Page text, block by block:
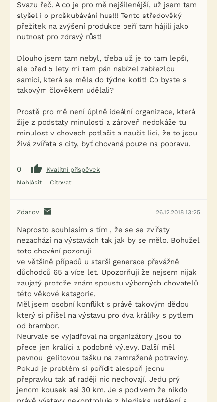
Svazu řeč. A co je pro mě nejšílenější, už jsem tam
slyšel i o proškubávání hus!!! Tento středověký
přežitek na zvýšení produkce peří tam hájili jako
nutnost pro zdravý růst!
Dlouho jsem tam nebyl, třeba už je to tam lepší,
ale před 5 lety mi tam pán nabízel zabřezlou
samici, která se měla do týdne kotit! Co byste s
takovým člověkem udělali?
Prostě pro mě není úplně ideální organizace, která
žije z podstaty minulosti a zároveň nedokáže tu
minulost v chovech potlačit a naučit lidi, že to jsou
živá zvířata s city, byť chovaná pouze na popravu.
0
Kvalitní příspěvek
Nahlásit
Citovat
Zdanov 26.12.2018 13:25
Naprosto souhlasím s tím , že se se zvířaty
nezachází na výstavách tak jak by se mělo. Bohužel
toto chování pozoruji
ve většině případů u starší generace převážně
důchodců 65 a více let. Upozorňuji že nejsem nijak
zaujatý protože znám spoustu výborných chovatelů
této věkové katagorie.
Měl jsem osobní konflikt s právě takovým dědou
který si přišel na výstavu pro dva králíky s pytlem
od brambor.
Neurvale se vyjadřoval na organizátory ,jsou to
přece jen králíci a podobné výlevy. Další měl
pevnou igelitovou tašku na zamražené potraviny.
Pokud je problém si pořídit alespoň jednu
přepravku tak ať raději nic nechovají. Jedu prý
jenom kousek asi 30 km. Je s podivem že nikdo